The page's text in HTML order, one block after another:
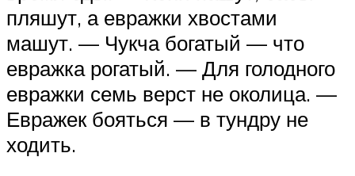
пляшут, а евражки хвостами
машут. — Чукча богатый — что
евражка рогатый. — Для голодного
евражки семь верст не околица. —
Евражек бояться — в тундру не
ходить.